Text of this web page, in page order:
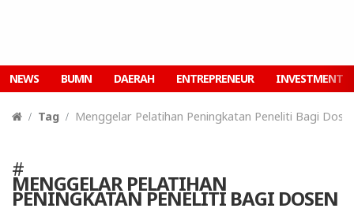
NEWS BUMN DAERAH ENTREPRENEUR INVESTMENT
Tag Menggelar Pelatihan Peningkatan Peneliti Bagi
#
MENGGELAR PELATIHAN
PENINGKATAN PENELITI BAGI DOSEN